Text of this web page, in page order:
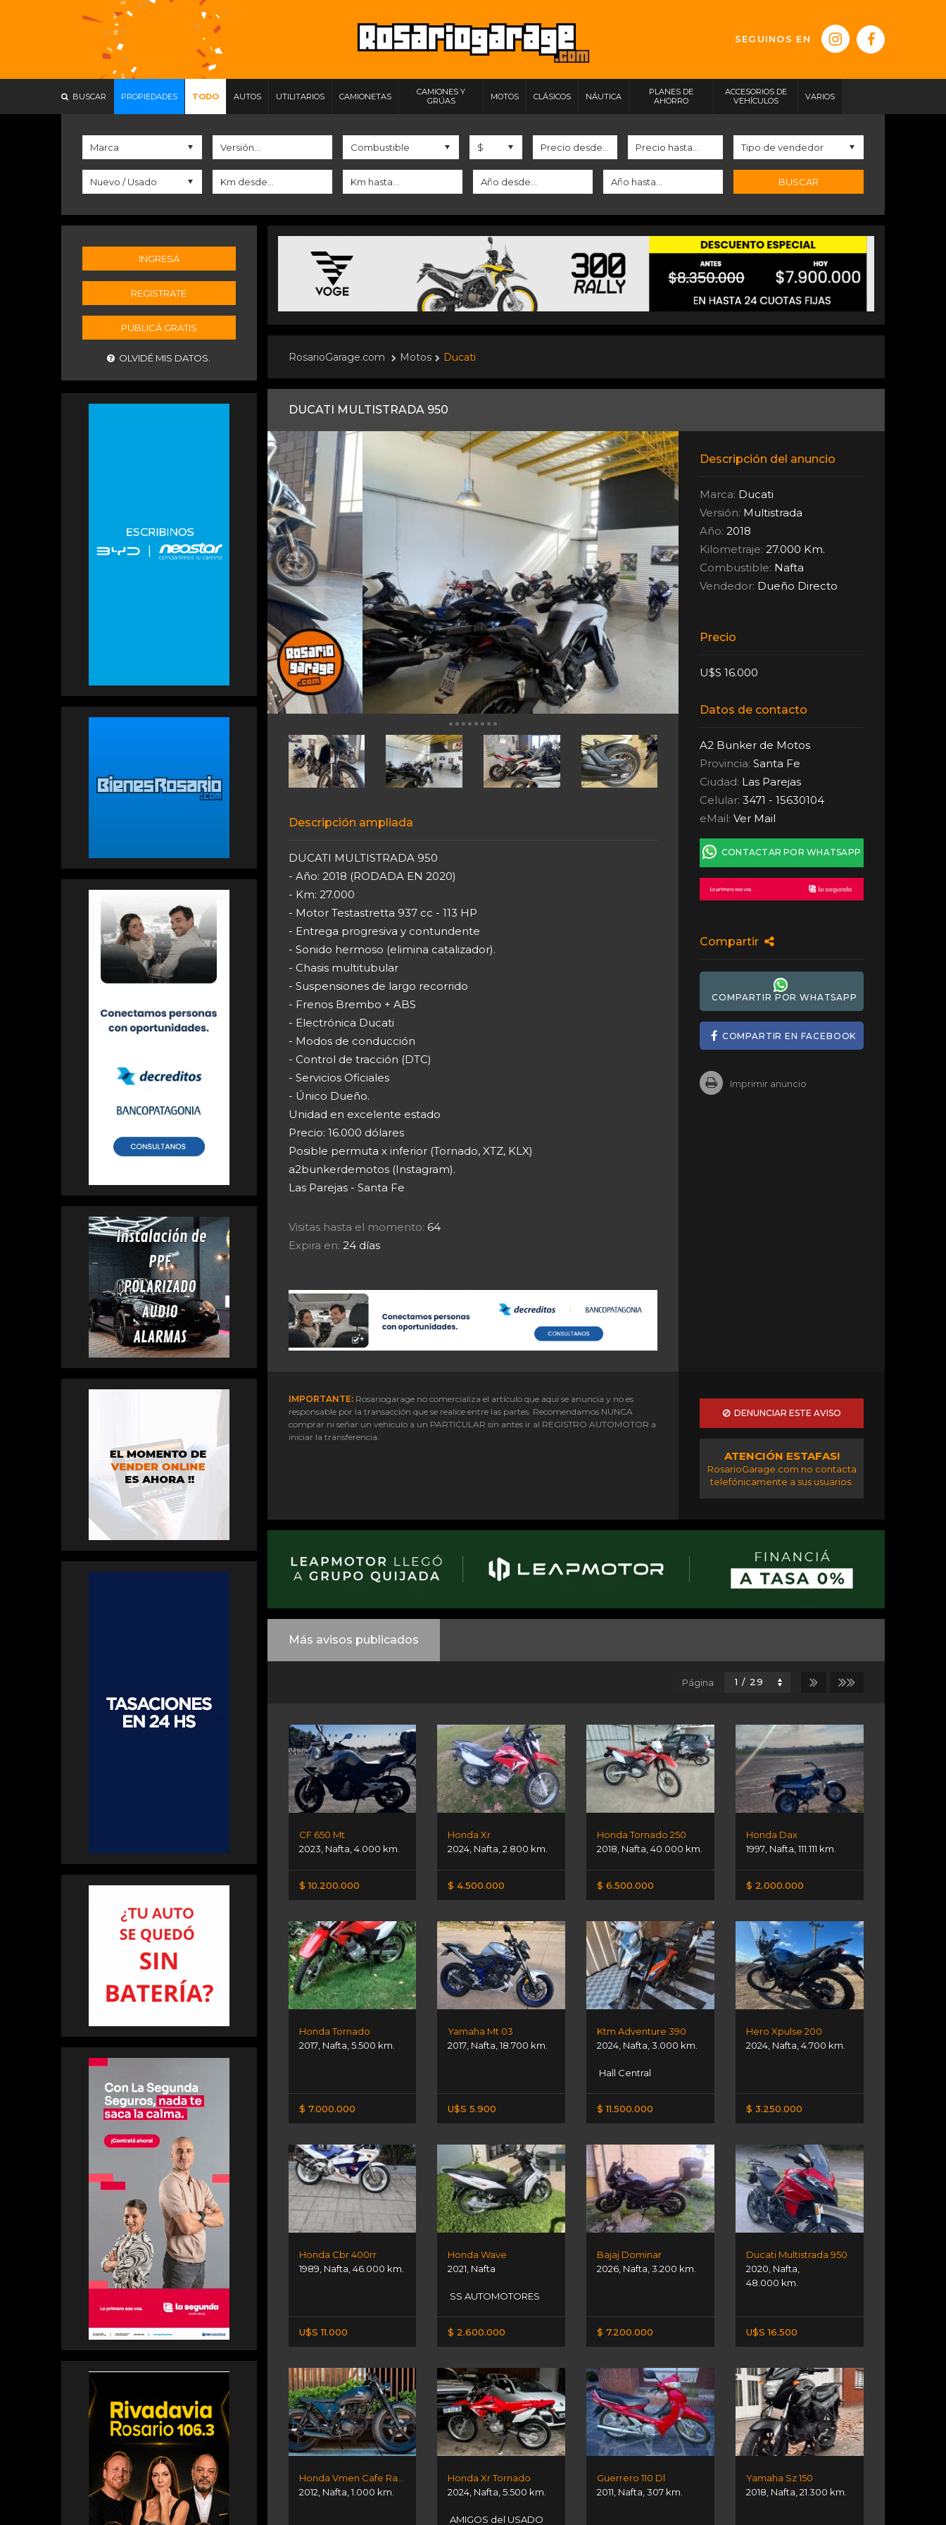
SEGUINOS EN
BUSCAR PROPIEDADES TODO AUTOS UTILITARIOS CAMIONETAS
CAMIONES Y
GRÚAS
MOTOS CLÁSICOS NÁUTICA
PLANES DE
AHORRO
ACCESORIOS DE
VEHÍCULOS
VARIOS
BUSCAR
INGRESÁ
REGISTRATE
PUBLICÁ GRATIS
OLVIDÉ MIS DATOS. RosarioGarage.com Motos Ducati
DUCATI MULTISTRADA 950
Descripción ampliada
DUCATI MULTISTRADA 950
- Año: 2018 (RODADA EN 2020)
- Km: 27.000
- Motor Testastretta 937 cc - 113 HP
- Entrega progresiva y contundente
- Sonido hermoso (elimina catalizador).
- Chasis multitubular
- Suspensiones de largo recorrido
- Frenos Brembo + ABS
- Electrónica Ducati
- Modos de conducción
- Control de tracción (DTC)
- Servicios Oficiales
- Único Dueño.
Unidad en excelente estado
Precio: 16.000 dólares
Posible permuta x inferior (Tornado, XTZ, KLX)
a2bunkerdemotos (Instagram).
Las Parejas - Santa Fe
Visitas hasta el momento: 64
Expira en: 24 días
Descripción del anuncio
Marca: Ducati
Versión: Multistrada
Año: 2018
Kilometraje: 27.000 Km.
Combustible: Nafta
Vendedor: Dueño Directo
Precio
U$S 16.000
Datos de contacto
A2 Bunker de Motos
Provincia:Santa Fe
Ciudad: Las Parejas
Celular: 3471 - 15630104
eMail:Ver Mail
CONTACTAR POR WHATSAPP
Compartir
COMPARTIR POR WHATSAPP
COMPARTIR EN FACEBOOK
Imprimir anuncio
IMPORTANTE:Rosariogarage no comercializa el artículo que aquí se anuncia y no es
responsable por la transacción que se realice entre las partes. Recomendamos NUNCA
comprar ni señar un vehículo a un PARTICULAR sin antes ir al REGISTRO AUTOMOTOR a
iniciar la transferencia.
DENUNCIAR ESTE AVISO
ATENCIÓN ESTAFAS!
RosarioGarage.com no contacta
telefónicamente a sus usuarios.
Más avisos publicados
Página
CF 650 Mt
2023 Nafta 4.000 km.
$ 10.200.000
Honda Xr
2024 Nafta ,2.800 km.
$ 4.500.000
Honda Tornado 250
2018 Nafta ,40.000 km.
$ 6.500.000
Honda Dax
1997 Nafta ,111.111 km.
$ 2.000.000
Honda Tornado
2017, Nafta 5.500 km.
$ 7.000.000
Yamaha Mt 03
2017 Nafta ,18.700 km.
U$S 5.900
Ktm Adventure 390
2024 Nafta ,3.000 km.
Hall Central
$ 11.500.000
Hero Xpulse 200
2024 Nafta ,4.700 km.
$ 3.250.000
Honda Cbr 400rr
1989 Nafta 46.000 km.
U$S 11.000
Honda Wave
2021 Nafta
SS AUTOMOTORES
$ 2.600.000
Bajaj Dominar
2026 Nafta ,3.200 km.
$ 7.200.000
Ducati Multistrada 950
2020 Nafta
48.000 km.
U$S 16.500
2012 Nafta 1.000 km.
Honda Xr Tornado
2024 Nafta ,5.500 km.
AMIGOS del USADO
Guerrero 110 Dl
2011 Nafta ,307 km.
Yamaha Sz 150
2018 Nafta ,21.300 km.